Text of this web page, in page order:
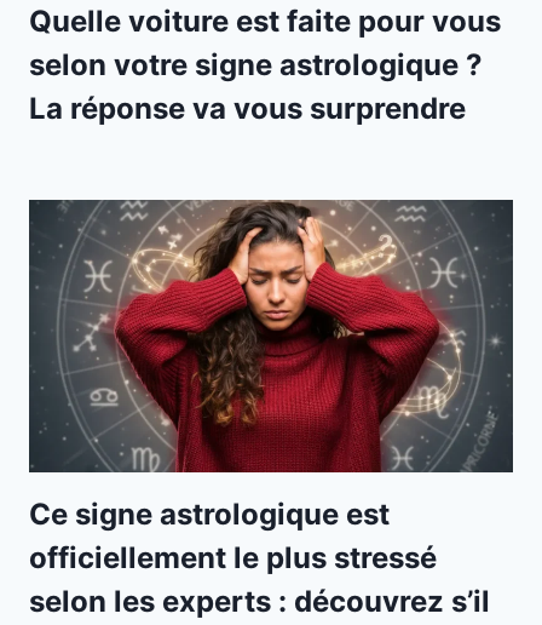
Quelle voiture est faite pour vous
selon votre signe astrologique ?
La réponse va vous surprendre
Ce signe astrologique est
officiellement le plus stressé
selon les experts : découvrez s’il